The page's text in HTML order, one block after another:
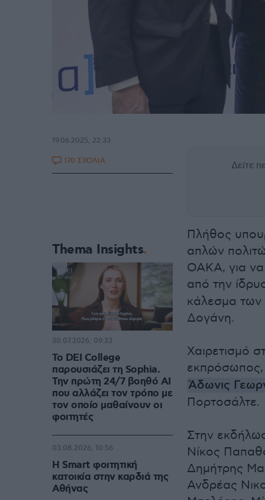
Δείτε
Πλήθος
απλών
ΟΑΚΑ, για να
από την
κάλεσμα των
Δογάνη.
Χαιρετισμό
Άδωνις
Πορτοσάλτε.
Στην
Νίκος
Δημήτρης
Ανδρέας
19.06.2025, 22:33
170 ΣΧΟΛΙΑ
Thema Insights
Το DEI College
παρουσιάζει τη Sophia.
Την πρώτη 24/7 βοηθό AI
που αλλάζει τον τρόπο με
τον οποίο μαθαίνουν οι
φοιτητές
30.07.2026, 09:33
Η Smart φοιτητική
κατοικία στην καρδιά της
Αθήνας
03.08.2026, 10:56